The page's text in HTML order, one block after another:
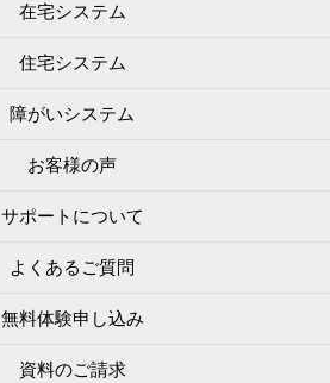
在宅システム
住宅システム
障がいシステム
お客様の声
サポートについて
よくあるご質問
無料体験申し込み
資料のご請求